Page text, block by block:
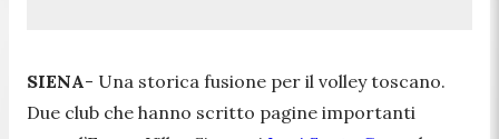
SIENA- Una storica fusione per il volley toscano.
Due club che hanno scritto pagine importanti